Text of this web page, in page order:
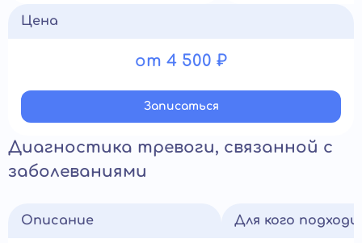
Цена
от 4 500 ₽
Записатьcя
Диагностика тревоги, связанной с
заболеваниями
Описание Для кого